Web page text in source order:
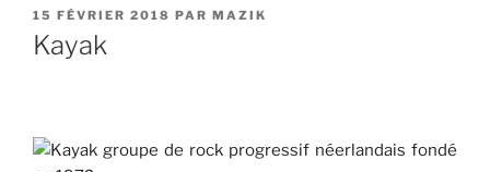
PUBLIÉ
LE
15 FÉVRIER 2018 PAR MAZIK
Kayak